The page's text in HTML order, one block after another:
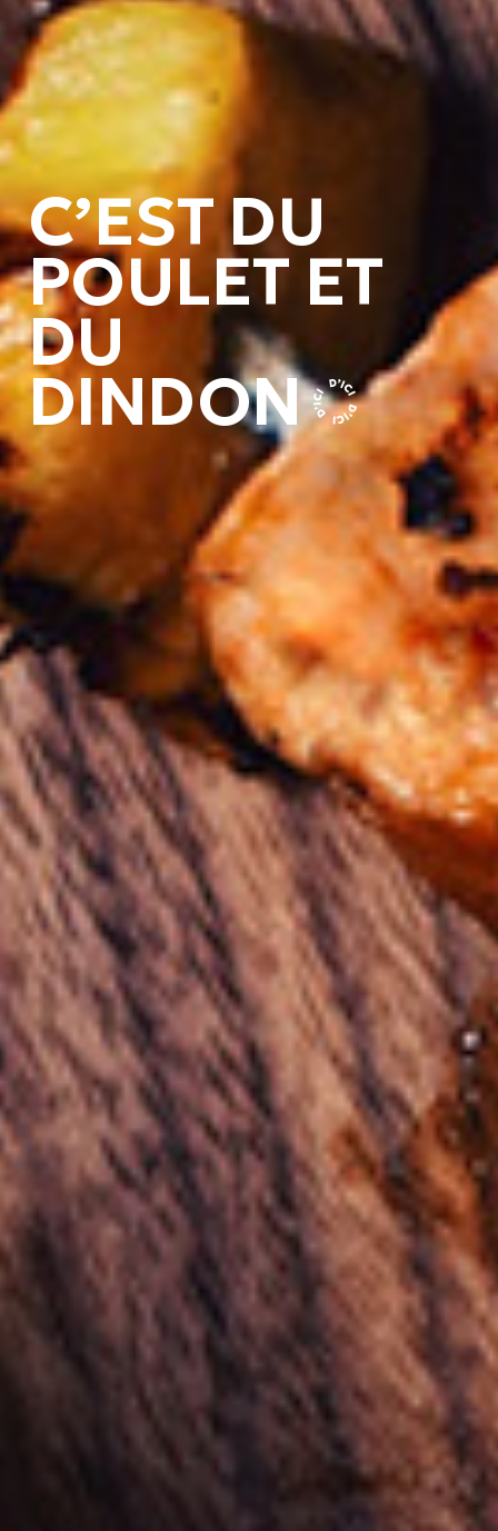
C’EST DU
POULET ET
DU
DINDON